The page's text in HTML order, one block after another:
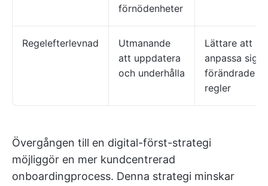
förnödenheter
Regelefterlevnad
Utmanande
att uppdatera
och underhålla
Lättare att
anpassa sig
förändrade
regler
Övergången till en digital-först-strategi
möjliggör en mer kundcentrerad
onboardingprocess. Denna strategi minskar